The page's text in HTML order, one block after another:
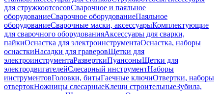
для стружкоотсосовСварочное и паяльное
оборудованиеСварочное оборудованиеПаяльное
оборудованиеСварочные маски, аксессуарыКомплектующие
для сварочного оборудованияАксессуары для сварки,
пайкиОснастка для электроинструментаОснастка, наборы
оснасткиНасадки для граверовЩетки для
электроинструментаРазверткиПуансоныЩетки для
электродвигателейСлесарный инструментНаборы
инструментовГоловки, битыГаечные ключиОтвертки, наборы
отвертокНожницы слесарныеКлещи строительныеЗубила,